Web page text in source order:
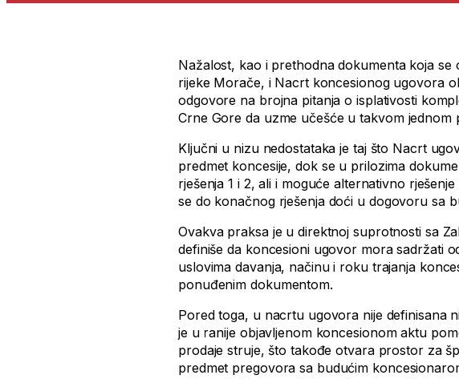
Nažalost, kao i prethodna dokumenta koja
rijeke Morače, i Nacrt koncesionog ugovora
odgovore na brojna pitanja o isplativosti
Crne Gore da uzme učešće u takvom jednom
Ključni u nizu nedostataka je taj što Nacrt
predmet koncesije, dok se u prilozima
rješenja 1 i 2, ali i moguće alternativno
se do konačnog rješenja doći u dogovoru sa
Ovakva praksa je u direktnoj suprotnosti sa
definiše da koncesioni ugovor mora sadržati
uslovima davanja, načinu i roku trajanja
ponuđenim dokumentom.
Pored toga, u nacrtu ugovora nije definisana
je u ranije objavljenom koncesionom aktu
prodaje struje, što takođe otvara prostor za
predmet pregovora sa budućim